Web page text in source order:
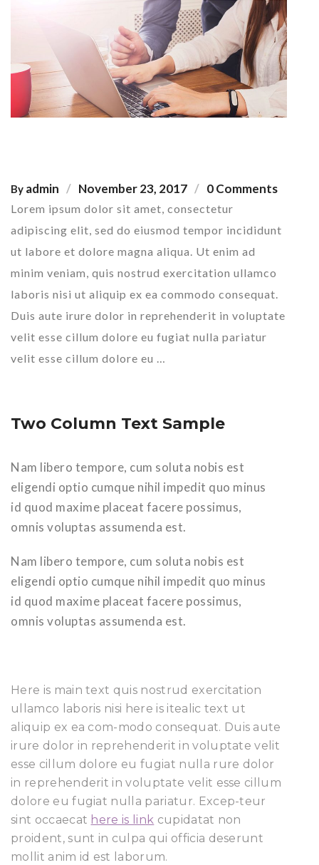
By admin November 23, 2017 0 Comments
Lorem ipsum dolor sit amet, consectetur
adipiscing elit, sed do eiusmod tempor incididunt
ut labore et dolore magna aliqua. Ut enim ad
minim veniam, quis nostrud exercitation ullamco
laboris nisi ut aliquip ex ea commodo consequat.
Duis aute irure dolor in reprehenderit in voluptate
velit esse cillum dolore eu fugiat nulla pariatur
velit esse cillum dolore eu …
Two Column Text Sample
Nam libero tempore, cum soluta nobis est
eligendi optio cumque nihil impedit quo minus
id quod maxime placeat facere possimus,
omnis voluptas assumenda est.
Nam libero tempore, cum soluta nobis est
eligendi optio cumque nihil impedit quo minus
id quod maxime placeat facere possimus,
omnis voluptas assumenda est.
Here is main text quis nostrud exercitation
ullamco laboris nisi here is itealic text ut
aliquip ex ea com-modo consequat. Duis aute
irure dolor in reprehenderit in voluptate velit
esse cillum dolore eu fugiat nulla rure dolor
in reprehenderit in voluptate velit esse cillum
dolore eu fugiat nulla pariatur. Excep-teur
sint occaecat here is link cupidatat non
proident, sunt in culpa qui officia deserunt
mollit anim id est laborum.